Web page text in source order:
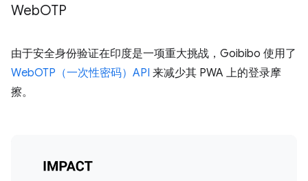
WebOTP
由于安全身份验证在印度是一项重大挑战，Goibibo 使用了
WebOTP（一次性密码）API 来减少其 PWA 上的登录摩
擦。